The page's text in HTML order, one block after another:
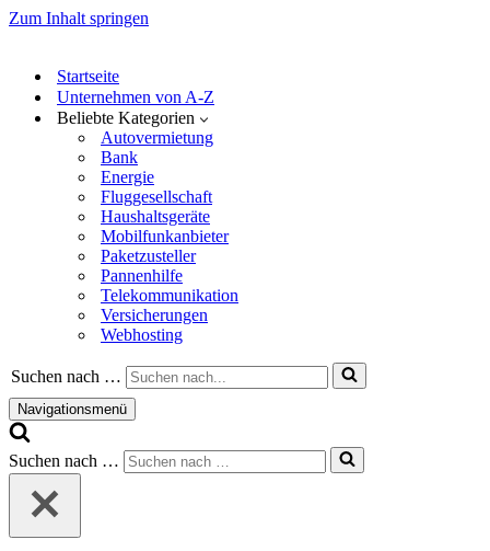
Zum Inhalt springen
Startseite
Unternehmen von A-Z
Beliebte Kategorien
Autovermietung
Bank
Energie
Fluggesellschaft
Haushaltsgeräte
Mobilfunkanbieter
Paketzusteller
Pannenhilfe
Telekommunikation
Versicherungen
Webhosting
Suchen nach …
Navigationsmenü
Suchen nach …